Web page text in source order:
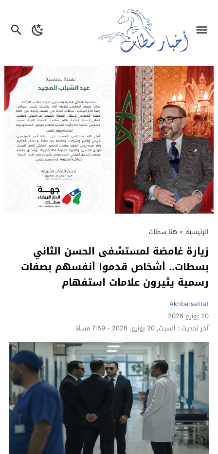
الرئيسية » هنا سطات
زيارة غامضة لمستشفى الحسن الثاني
بسطات.. أشخاص قدموا أنفسهم بصفات
رسمية يثيرون علامات استفهام
Akhbarsettat
20 يونيو 2026
آخر تحديث : السبت, 20 يونيو, 2026 - 7:59 مساءً